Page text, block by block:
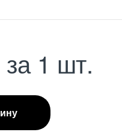
за 1 шт.